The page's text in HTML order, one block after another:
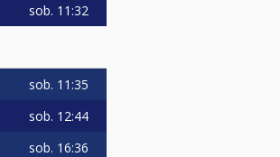
sob. 11:32
sob. 11:35
sob. 12:44
sob. 16:36